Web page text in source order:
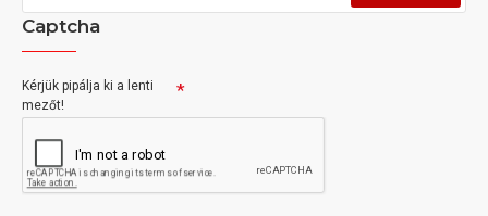
Captcha
Kérjük pipálja ki a lenti
mezőt!